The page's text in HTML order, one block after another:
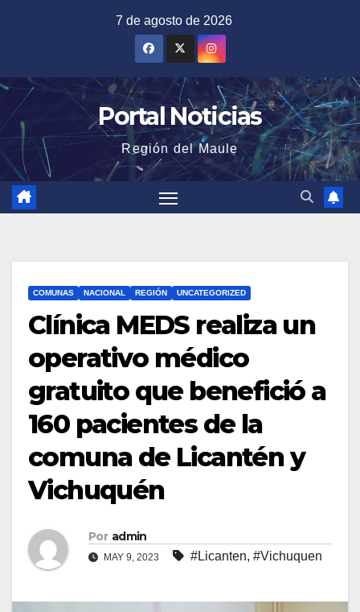
7 de agosto de 2026
Portal Noticias
Región del Maule
COMUNAS NACIONAL REGIÓN UNCATEGORIZED
Clínica MEDS realiza un
operativo médico
gratuito que benefició a
160 pacientes de la
comuna de Licantén y
Vichuquén
Por admin
MAY 9, 2023 #Licanten, #Vichuquen